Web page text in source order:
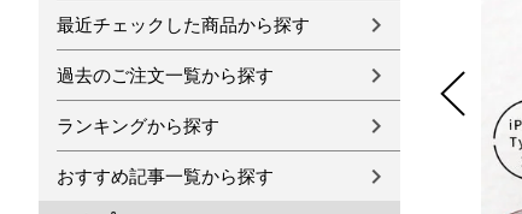
最近チェックした商品から探す
過去のご注文一覧から探す
ランキングから探す
おすすめ記事一覧から探す